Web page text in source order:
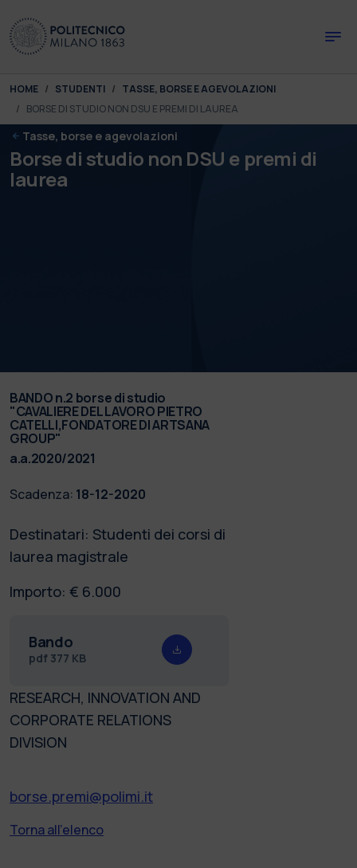
You are here:
HOME STUDENTI
TASSE, BORSE E AGEVOLAZIONI
BORSE DI STUDIO NON DSU E PREMI DI LAUREA
Tasse, borse e agevolazioni
Borse di studio non DSU e premi di
laurea
BANDO n.2 borse di studio
"CAVALIERE DEL LAVORO PIETRO
CATELLI,FONDATORE DI ARTSANA
GROUP"
a.a.2020/2021
Scadenza: 18-12-2020
Destinatari: Studenti dei corsi di
laurea magistrale
Importo: € 6.000
Bando
pdf 377 KB
RESEARCH, INNOVATION AND
CORPORATE RELATIONS
DIVISION
borse.premi@polimi.it
Torna all'elenco